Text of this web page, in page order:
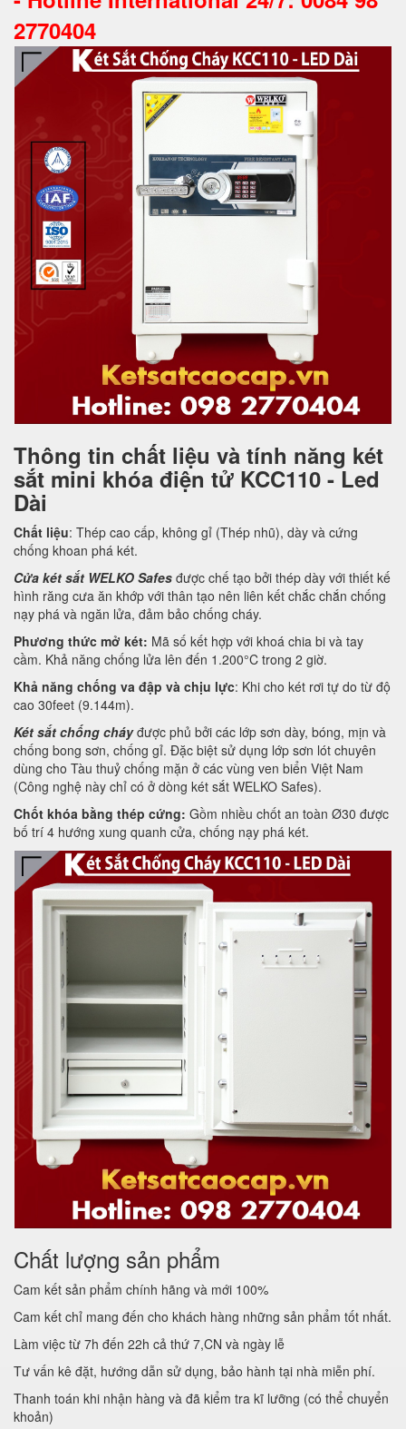
2770404
Thông tin chất liệu và tính năng két
sắt mini khóa điện tử KCC110 - Led
Dài
Chất liệu: Thép cao cấp, không gỉ (Thép nhũ), dày và cứng
chống khoan phá két.
Cửa két sắt WELKO Safes được chế tạo bởi thép dày với thiết kế
hình răng cưa ăn khớp với thân tạo nên liên kết chắc chắn chống
nạy phá và ngăn lửa, đảm bảo chống cháy.
Phương thức mở két: Mã số kết hợp với khoá chia bi và tay
cầm. Khả năng chống lửa lên đến 1.200°C trong 2 giờ.
Khả năng chống va đập và chịu lực: Khi cho két rơi tự do từ độ
cao 30feet (9.144m).
Két sắt chống cháyđược phủ bởi các lớp sơn dày, bóng, mịn và
chống bong sơn, chống gỉ. Đặc biệt sử dụng lớp sơn lót chuyên
dùng cho Tàu thuỷ chống mặn ở các vùng ven biển Việt Nam
(Công nghệ này chỉ có ở dòng két sắt WELKO Safes).
Chốt khóa bằng thép cứng: Gồm nhiều chốt an toàn Ø30 được
bố trí 4 hướng xung quanh cửa, chống nạy phá két.
Chất lượng sản phẩm
Cam kết sản phẩm chính hãng và mới 100%
Cam kết chỉ mang đến cho khách hàng những sản phẩm tốt nhất.
Làm việc từ 7h đến 22h cả thứ 7,CN và ngày lễ
Tư vấn kê đặt, hướng dẫn sử dụng, bảo hành tại nhà miễn phí.
Thanh toán khi nhận hàng và đã kiểm tra kĩ lưỡng (có thể chuyển
khoản)